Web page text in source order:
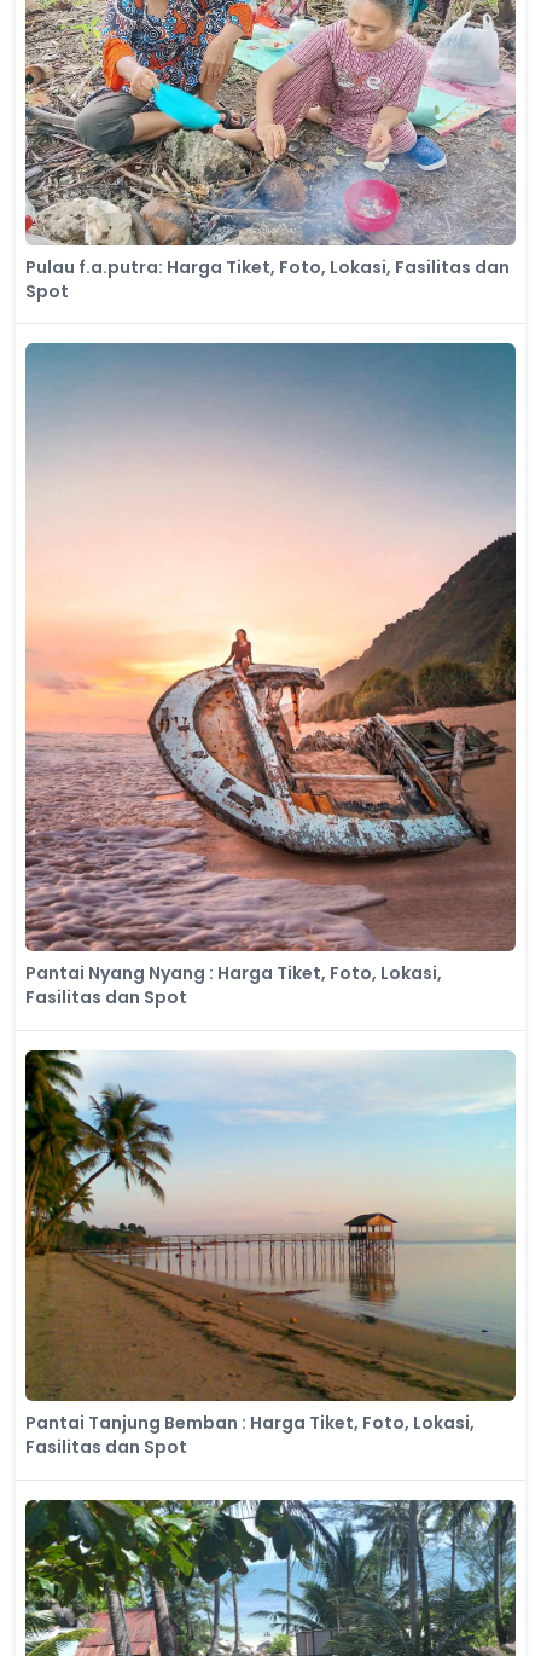
Pulau f.a.putra: Harga Tiket, Foto, Lokasi, Fasilitas dan
Spot
Pantai Nyang Nyang : Harga Tiket, Foto, Lokasi,
Fasilitas dan Spot
Pantai Tanjung Bemban : Harga Tiket, Foto, Lokasi,
Fasilitas dan Spot